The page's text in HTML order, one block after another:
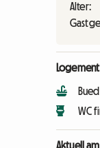
Alter:
Logement
WC
Aktuell